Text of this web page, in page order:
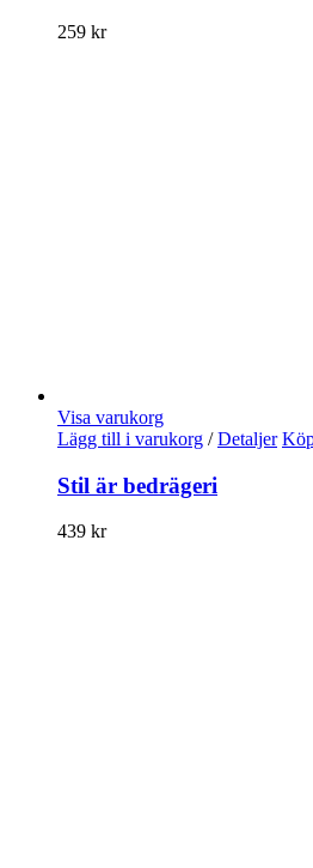
259 kr
Visa varukorg
Lägg till i varukorg / Detaljer
Stil är bedrägeri
439 kr